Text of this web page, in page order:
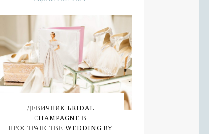
ДЕВИЧНИК BRIDAL
CHAMPAGNE В
ПРОСТРАНСТВЕ WEDDING BY